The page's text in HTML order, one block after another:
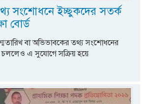
সংশোধনে ইচ্ছুকদের সতর্ক
বোর্ড
বা অভিভাবকের তথ্য সংশোধনের
চললেও এ সুযোগে সক্রিয় হয়ে